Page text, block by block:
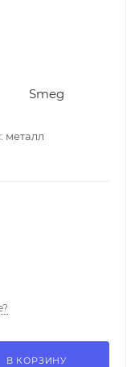
Smeg
металл
В КОРЗИНУ